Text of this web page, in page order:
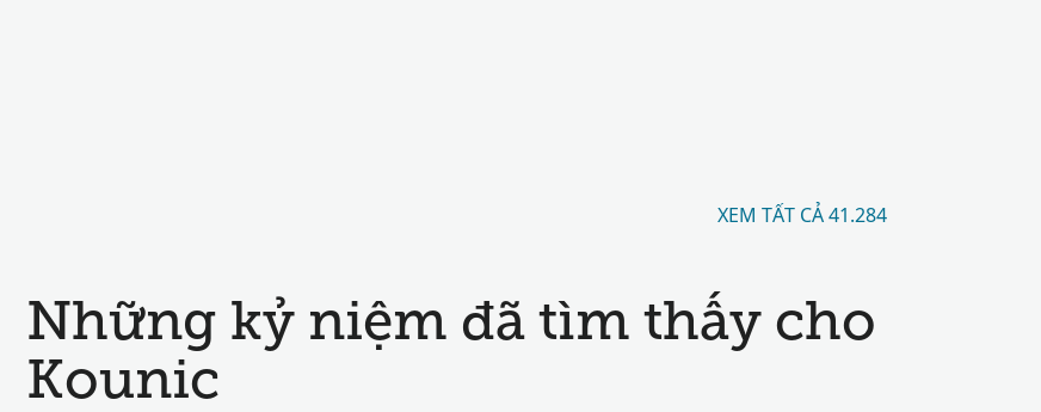
XEM TẤT CẢ 41.284
Những kỷ niệm đã tìm thấy cho
Kounic